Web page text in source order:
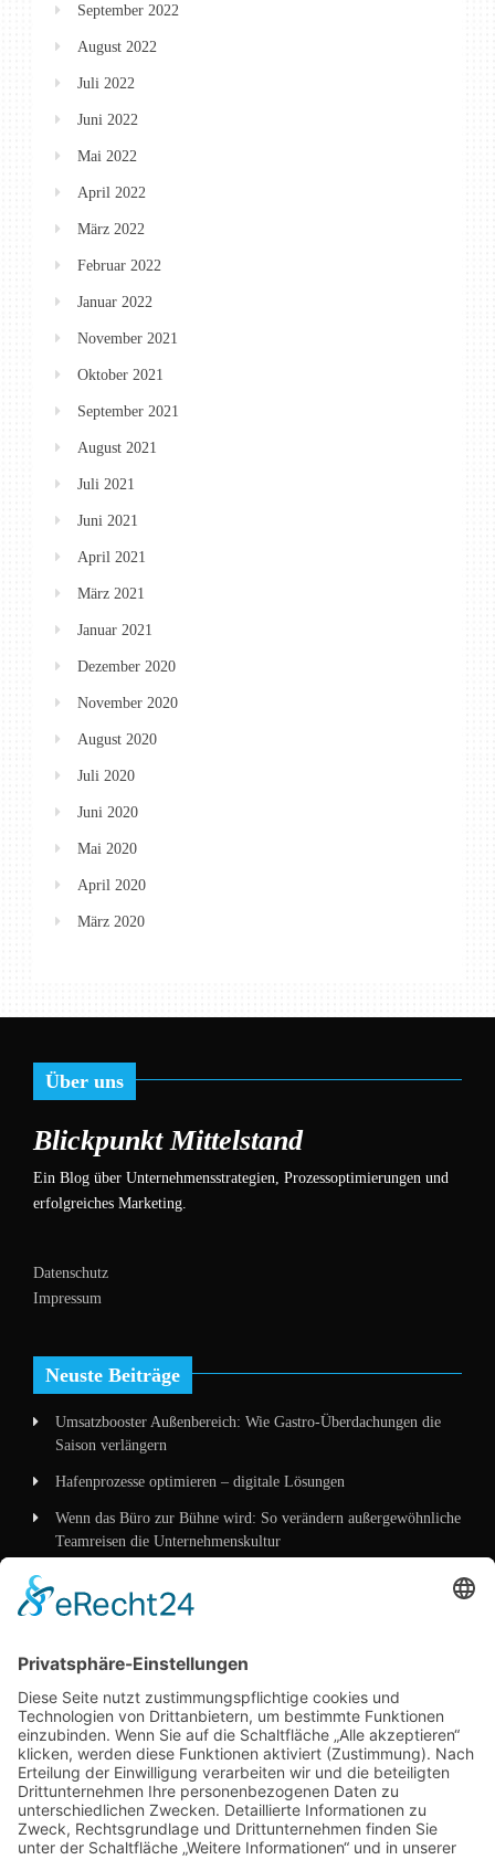
September 2022
August 2022
Juli 2022
Juni 2022
Mai 2022
April 2022
März 2022
Februar 2022
Januar 2022
November 2021
Oktober 2021
September 2021
August 2021
Juli 2021
Juni 2021
April 2021
März 2021
Januar 2021
Dezember 2020
November 2020
August 2020
Juli 2020
Juni 2020
Mai 2020
April 2020
März 2020
Über uns
Blickpunkt Mittelstand
Ein Blog über Unternehmensstrategien, Prozessoptimierungen und
erfolgreiches Marketing.
Datenschutz
Impressum
Neuste Beiträge
Umsatzbooster Außenbereich: Wie Gastro-Überdachungen die
Saison verlängern
Hafenprozesse optimieren – digitale Lösungen
Wenn das Büro zur Bühne wird: So verändern außergewöhnliche
Teamreisen die Unternehmenskultur
Mittelstandskonzepte 2026 Kunden überzeugen
Kategorien
Allgemein
Business
Dienstleistungen
Marketing